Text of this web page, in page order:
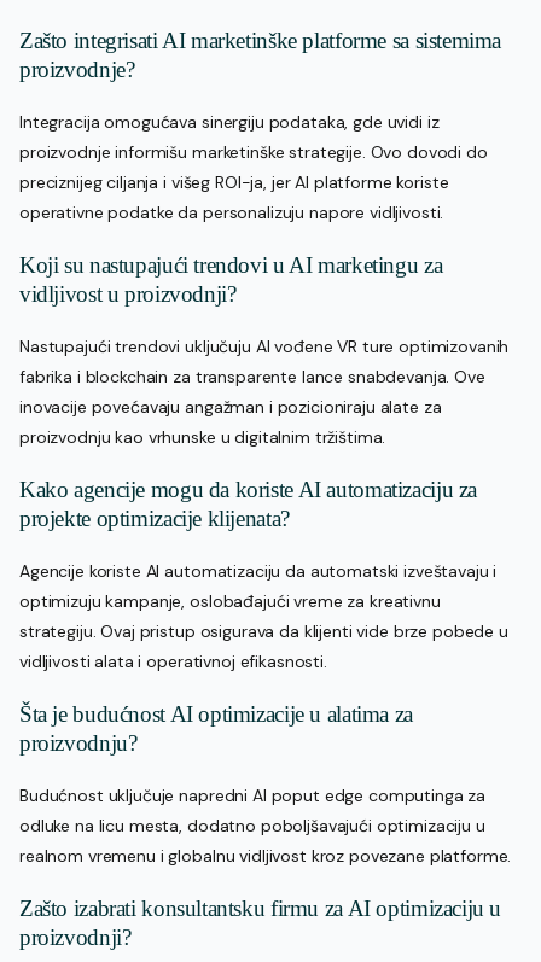
Zašto integrisati AI marketinške platforme sa sistemima
proizvodnje?
Integracija omogućava sinergiju podataka, gde uvidi iz
proizvodnje informišu marketinške strategije. Ovo dovodi do
preciznijeg ciljanja i višeg ROI-ja, jer AI platforme koriste
operativne podatke da personalizuju napore vidljivosti.
Koji su nastupajući trendovi u AI marketingu za
vidljivost u proizvodnji?
Nastupajući trendovi uključuju AI vođene VR ture optimizovanih
fabrika i blockchain za transparente lance snabdevanja. Ove
inovacije povećavaju angažman i pozicioniraju alate za
proizvodnju kao vrhunske u digitalnim tržištima.
Kako agencije mogu da koriste AI automatizaciju za
projekte optimizacije klijenata?
Agencije koriste AI automatizaciju da automatski izveštavaju i
optimizuju kampanje, oslobađajući vreme za kreativnu
strategiju. Ovaj pristup osigurava da klijenti vide brze pobede u
vidljivosti alata i operativnoj efikasnosti.
Šta je budućnost AI optimizacije u alatima za
proizvodnju?
Budućnost uključuje napredni AI poput edge computinga za
odluke na licu mesta, dodatno poboljšavajući optimizaciju u
realnom vremenu i globalnu vidljivost kroz povezane platforme.
Zašto izabrati konsultantsku firmu za AI optimizaciju u
proizvodnji?